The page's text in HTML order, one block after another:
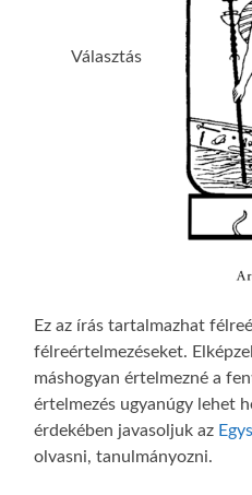
Választás
Ez az írás tartalmazhat
félreértelmezéseket.
máshogyan értelmezné a
értelmezés ugyanúgy lehet
érdekében javasoljuk az
olvasni, tanulmányozni.